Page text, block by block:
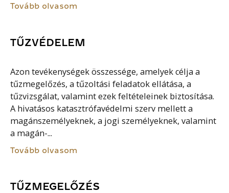
Tovább olvasom
TŰZVÉDELEM
Azon tevékenységek összessége, amelyek célja a
tűzmegelőzés, a tűzoltási feladatok ellátása, a
tűzvizsgálat, valamint ezek feltételeinek biztosítása.
A hivatásos katasztrófavédelmi szerv mellett a
magánszemélyeknek, a jogi személyeknek, valamint
a magán-...
Tovább olvasom
TŰZMEGELŐZÉS